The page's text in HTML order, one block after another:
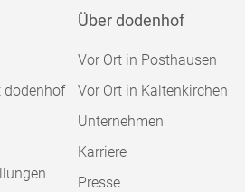
dodenhof
Über dodenhof
Vor Ort in Posthausen
Vor Ort in Kaltenkirchen
Unternehmen
Karriere
Presse